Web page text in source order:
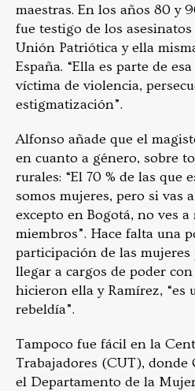
maestras. En los años 80 y
fue testigo de los
Unión Patriótica y ella
España. “Ella es parte de
víctima de violencia,
estigmatización”.
Alfonso añade que el
en cuanto a género, sobre
rurales: “El 70 % de las que
somos mujeres, pero si vas
excepto en Bogotá, no ves
miembros”. Hace falta una
participación de las mujeres
llegar a cargos de poder
hicieron ella y Ramírez, “es
rebeldía”.
Tampoco fue fácil en la
Trabajadores (CUT),
el Departamento de la